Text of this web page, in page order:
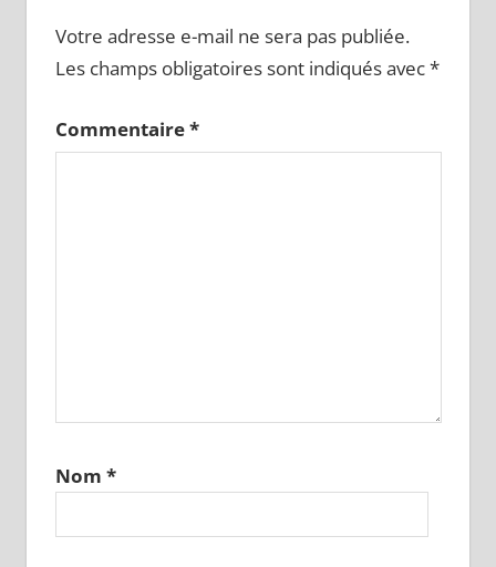
Votre adresse e-mail ne sera pas publiée.
Les champs obligatoires sont indiqués avec*
Commentaire*
Nom *